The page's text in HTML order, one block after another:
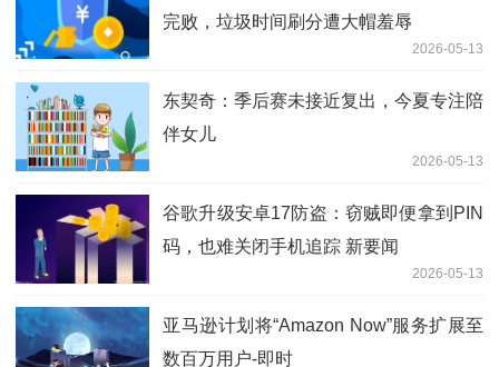
完败，垃圾时间刷分遭大帽羞辱
2026-05-13
东契奇：季后赛未接近复出，今夏专注陪
伴女儿
2026-05-13
谷歌升级安卓17防盗：窃贼即便拿到PIN
码，也难关闭手机追踪 新要闻
2026-05-13
亚马逊计划将“Amazon Now”服务扩展至
数百万用户-即时